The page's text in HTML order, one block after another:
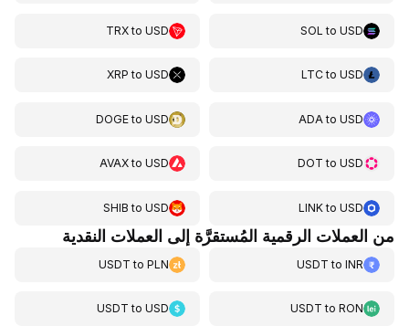
SOL toUSD
TRXtoUSD
LTCtoUSD
XRP toUSD
ADA toUSD
DOGEtoUSD
DOT toUSD
AVAXtoUSD
LINKtoUSD
SHIB toUSD
من العملات الرقمية المُستقرَّة إلى العملات النقدية
USDT toINR
USDT toPLN
USDT toRON
USDT toUSD